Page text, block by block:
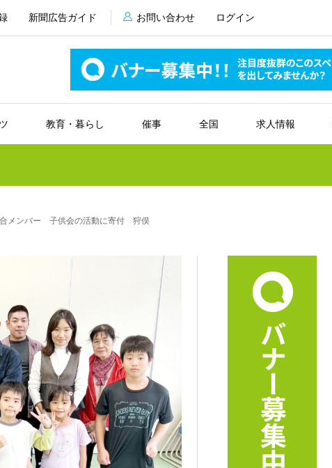
新聞広告ガイド お問い合わせ ログイン
教育・暮らし 催事 全国 求人情報
メンバー 子供会の活動に寄付 狩俣